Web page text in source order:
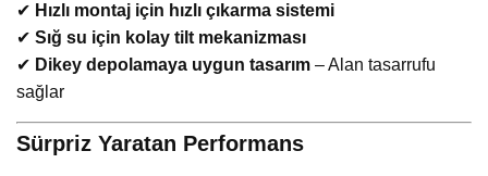
✔ Hızlı montaj için hızlı çıkarma sistemi
✔ Sığ su için kolay tilt mekanizması
✔ Dikey depolamaya uygun tasarım – Alan tasarrufu
sağlar
Sürpriz Yaratan Performans